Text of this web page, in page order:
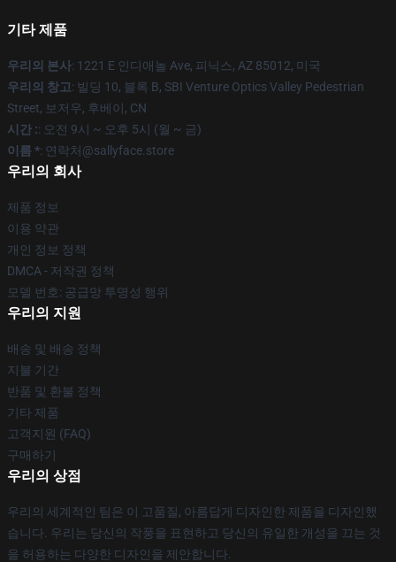
기타 제품
우리의 본사: 1221 E 인디애놀 Ave, 피닉스, AZ 85012, 미국
우리의 창고: 빌딩 10, 블록 B, SBI Venture Optics Valley Pedestrian
Street, 보저우, 후베이, CN
시간 :: 오전 9시 ~ 오후 5시 (월 ~ 금)
이름 *: 연락처@sallyface.store
우리의 회사
제품 정보
이용 약관
개인 정보 정책
DMCA - 저작권 정책
모델 번호: 공급망 투명성 행위
우리의 지원
배송 및 배송 정책
지불 기간
반품 및 환불 정책
기타 제품
고객지원 (FAQ)
구매하기
우리의 상점
우리의 세계적인 팀은 이 고품질, 아름답게 디자인한 제품을 디자인했
습니다. 우리는 당신의 작풍을 표현하고 당신의 유일한 개성을 끄는 것
을 허용하는 다양한 디자인을 제안합니다.